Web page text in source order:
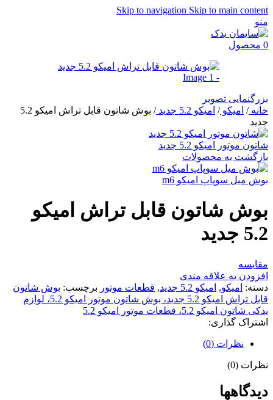
Skip to navigation Skip to main content
منو
0 محصول
بزرگنمایی تصویر
خانه/ امیکو/ امیکو 5.2 جدید /
بوش شاتون قابل تراش امیکو 5.2
جدید
شاتون موتور امیکو 5.2 جدید
بازگشت به محصولات
بوش میل سوپاپ امیکو m6
بوش شاتون قابل تراش امیکو
5.2 جدید
مقایسه
افزودن به علاقه مندی
دسته: امیکو, امیکو 5.2 جدید , قطعات موتور برچسب: بوش شاتون
قابل تراش امیکو 5.2 جدید، بوش شاتون موتور امیکو 5.2، لوازم
یدکی شاتون امیکو 5.2، قطعات موتور امیکو 5.2
اشتراک گذاری:
نظرات (0)
نظرات (0)
دیدگاهها